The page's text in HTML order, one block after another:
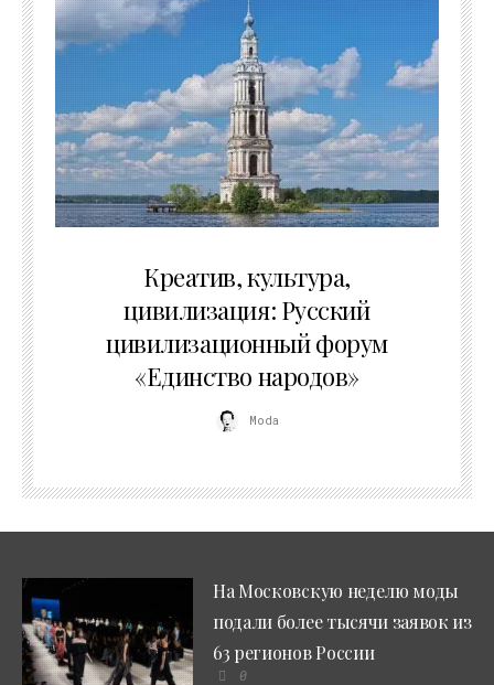
Креатив, культура,
цивилизация: Русский
цивилизационный форум
«Единство народов»
Moda
На Московскую неделю моды
подали более тысячи заявок из
63 регионов России
0